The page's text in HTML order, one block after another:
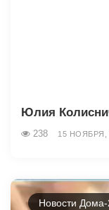
Юлия
238 15 НОЯБРЯ,
Новости Дома-